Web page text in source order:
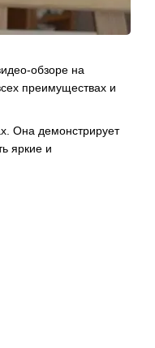
обзоре на
преимуществах и
Она демонстрирует
яркие и